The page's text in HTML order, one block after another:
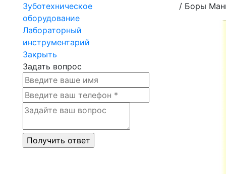
Зуботехническое
оборудование
Лабораторный
инструментарий
Закрыть
Задать вопрос
/ Боры